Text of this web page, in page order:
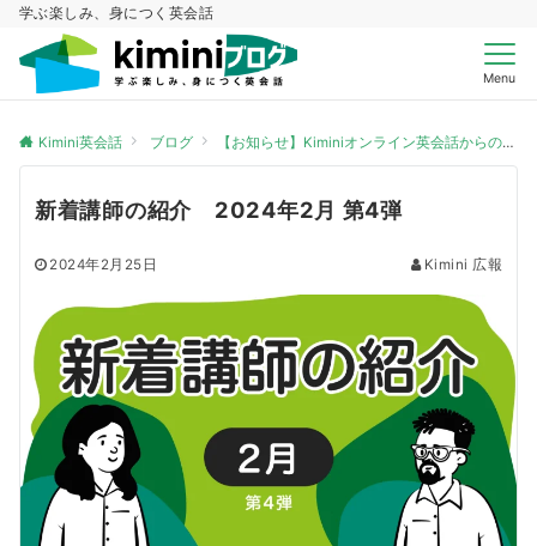
学ぶ楽しみ、身につく英会話
Menu
Kimini英会話 ブログ 【お知らせ】Kiminiオンライン英会話からのお知らせ
新着講師の紹介 2024年2月 第4弾
2024年2月25日 Kimini 広報